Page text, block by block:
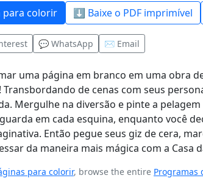
colorir ⬇️ Baixe o PDF imprimível
💬 WhatsApp ✉️ Email
uma página em branco em uma obra
Transbordando de cenas com seus
Mergulhe na diversão e pinte a
em cada esquina, enquanto você
Então pegue seus giz de cera,
da maneira mais mágica com a Casa
para colorir, browse the entire Programas